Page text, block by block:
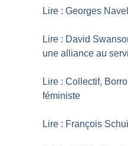
Lire : Georges
Lire : David
une alliance au
Lire : Collectif,
féministe
Lire : François